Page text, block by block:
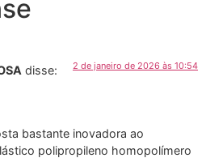
disse: 2 de janeiro de 2026 às 10:54
bastante inovadora ao
polipropileno homopolímero